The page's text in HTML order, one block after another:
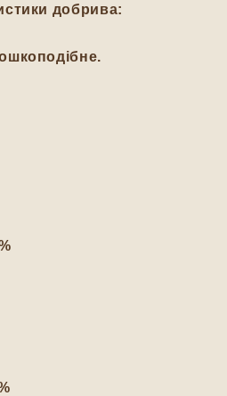
добрива: